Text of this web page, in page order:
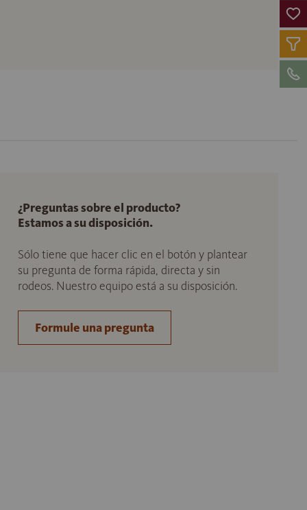
¿Preguntas sobre el producto?
Estamos a su disposición.
Sólo tiene que hacer clic en el botón y plantear
su pregunta de forma rápida, directa y sin
rodeos. Nuestro equipo está a su disposición.
Formule una pregunta